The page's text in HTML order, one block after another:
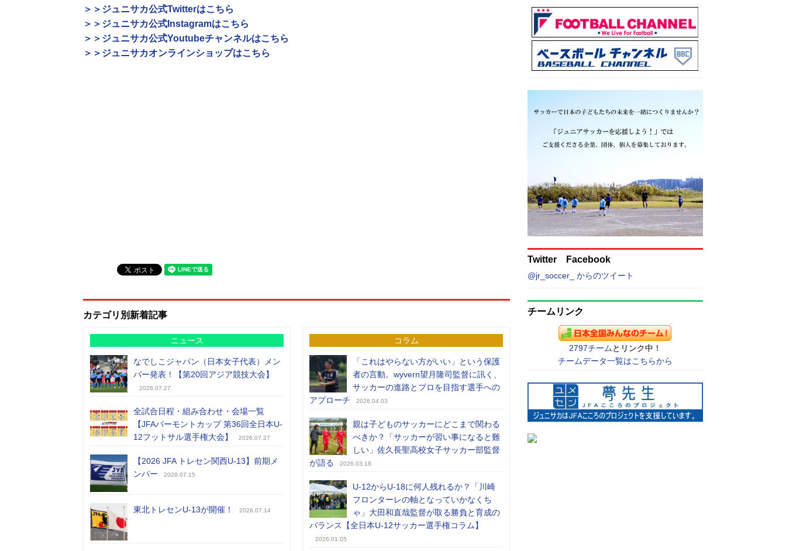
＞＞ジュニサカ公式Twitterはこちら
＞＞ジュニサカ公式Instagramはこちら
＞＞ジュニサカ公式Youtubeチャンネルはこちら
＞＞ジュニサカオンラインショップはこちら
カテゴリ別新着記事
ニュース
なでしこジャパン（日本女子代表）メン
バー発表！【第20回アジア競技大会】
2026.07.27
全試合日程・組み合わせ・会場一覧
【JFAバーモントカップ 第36回全日本U-
12フットサル選手権大会】
2026.07.27
【2026 JFA トレセン関西U-13】前期メ
ンバー
2026.07.15
東北トレセンU-13が開催！ 2026.07.14
コラム
「これはやらない方がいい」という保護
者の言動。wyvern望月隆司監督に訊く、
サッカーの進路とプロを目指す選手への
アプローチ
2026.04.03
親は子どものサッカーにどこまで関わる
べきか？「サッカーが習い事になると難
しい」佐久長聖高校女子サッカー部監督
が語る
2026.03.18
U-12からU-18に何人残れるか？「川崎
フロンターレの軸となっていかなくち
ゃ」大田和直哉監督が取る勝負と育成の
バランス【全日本U-12サッカー選手権コラム】
2026.01.05
Twitter Facebook
@jr_soccer_ からのツイート
チームリンク
2797チーム とリンク中！
チームデータ一覧はこちらから